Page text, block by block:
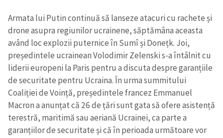
Armata lui Putin continuă să lanseze atacuri cu rachete și
drone asupra regiunilor ucrainene, săptămâna aceasta
având loc explozii puternice în Sumî și Donețk. Joi,
președintele ucrainean Volodimir Zelenski s-a întâlnit cu
liderii europeni la Paris pentru a discuta despre garanțiile
de securitate pentru Ucraina. În urma summitului
Coaliției de Voință, președintele francez Emmanuel
Macron a anunțat că 26 de țări sunt gata să ofere asistență
terestră, maritimă sau aeriană Ucrainei, ca parte a
garanțiilor de securitate și că în perioada următoare vor
ȘTIREA MEA
Titlu știre
+ Adaugă titlu
Fotografie
+ Încarcă imagine